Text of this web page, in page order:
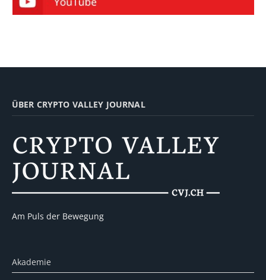
ÜBER CRYPTO VALLEY JOURNAL
Am Puls der Bewegung
Akademie